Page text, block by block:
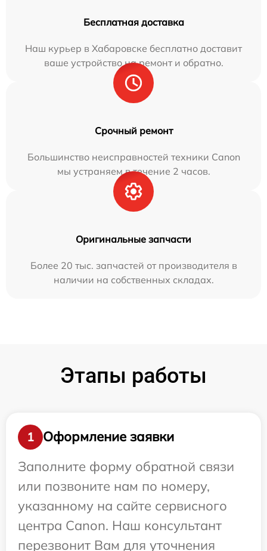
Бесплатная доставка
Наш курьер в Хабаровске бесплатно доставит
ваше устройство на ремонт и обратно.
Срочный ремонт
Большинство неисправностей техники Canon
мы устраняем в течение 2 часов.
Оригинальные запчасти
Более 20 тыс. запчастей от производителя в
наличии на собственных складах.
Этапы работы
1
Оформление заявки
Заполните форму обратной связи
или позвоните нам по номеру,
указанному на сайте сервисного
центра Canon. Наш консультант
перезвонит Вам для уточнения